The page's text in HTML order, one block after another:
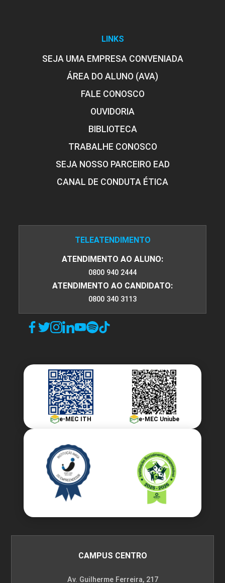
LINKS
SEJA UMA EMPRESA CONVENIADA
ÁREA DO ALUNO (AVA)
FALE CONOSCO
OUVIDORIA
BIBLIOTECA
TRABALHE CONOSCO
SEJA NOSSO PARCEIRO EAD
CANAL DE CONDUTA ÉTICA
TELEATENDIMENTO
ATENDIMENTO AO ALUNO:
0800 940 2444
ATENDIMENTO AO CANDIDATO:
0800 340 3113
e-MEC ITH e-MEC Uniube
CAMPUS CENTRO
Av. Guilherme Ferreira, 217